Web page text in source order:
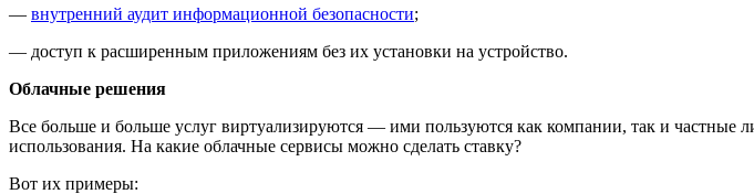
— внутренний аудит информационной безопасности;
— доступ к расширенным приложениям без их установки на устройство.
Облачные решения
Все больше и больше услуг виртуализируются — ими пользуются как компании, так и частные
использования. На какие облачные сервисы можно сделать ставку?
Вот их примеры: